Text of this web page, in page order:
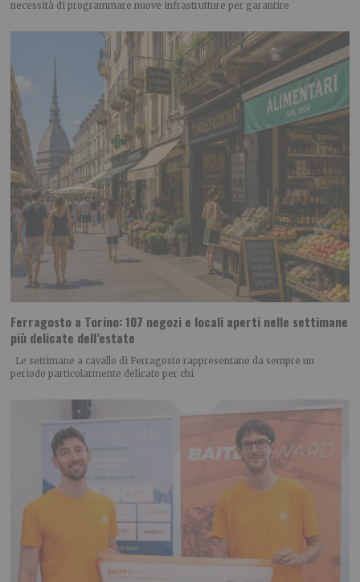
necessità di programmare nuove infrastrutture per garantire
Ferragosto a Torino: 107 negozi e locali aperti nelle settimane
più delicate dell’estate
Le settimane a cavallo di Ferragosto rappresentano da sempre un
periodo particolarmente delicato per chi